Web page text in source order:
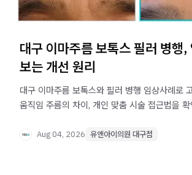
대구 이마주름 보톡스 필러 병행,
보는 개선 원리
대구 이마주름 보톡스와 필러 병행 임상사례로
움직임 주름의 차이, 개인 맞춤 시술 접근법을 확
Aug 04, 2026 유앤아이의원 대구점